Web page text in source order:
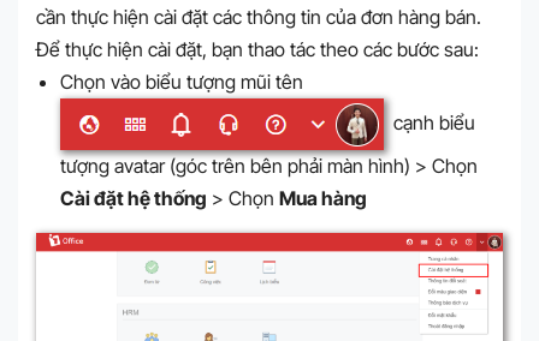
cần thực hiện cài đặt các thông tin của đơn hàng bán.
Để thực hiện cài đặt, bạn thao tác theo các bước sau:
Chọn vào biểu tượng mũi tên
cạnh biểu
tượng avatar (góc trên bên phải màn hình) > Chọn
Cài đặt hệ thống > Chọn Mua hàng